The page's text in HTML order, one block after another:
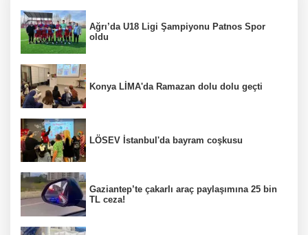
Ağrı’da U18 Ligi Şampiyonu Patnos Spor
oldu
Konya LİMA'da Ramazan dolu dolu geçti
LÖSEV İstanbul'da bayram coşkusu
Gaziantep’te çakarlı araç paylaşımına 25 bin
TL ceza!